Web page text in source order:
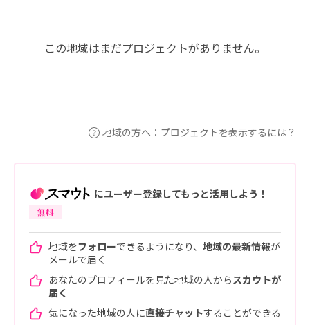
この地域はまだプロジェクトがありません。
地域の方へ：プロジェクトを表示するには？
にユーザー登録してもっと活用しよう！
無料
地域をフォローできるようになり、 地域の最新情報が
メールで届く
あなたのプロフィールを見た地域の人からスカウトが
届く
気になった地域の人に直接チャットすることができる